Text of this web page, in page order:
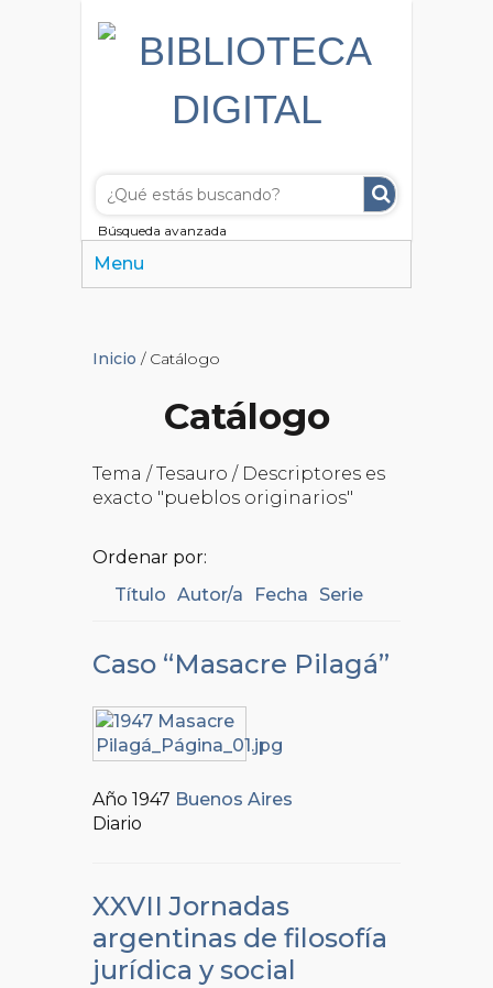
Búsqueda avanzada
Menu
Inicio / Catálogo
Catálogo
Tema / Tesauro / Descriptores es
exacto "pueblos originarios"
Ordenar por:
Título Autor/a Fecha Serie
Caso “Masacre Pilagá”
Año 1947 Buenos Aires
Diario
XXVII Jornadas
argentinas de filosofía
jurídica y social